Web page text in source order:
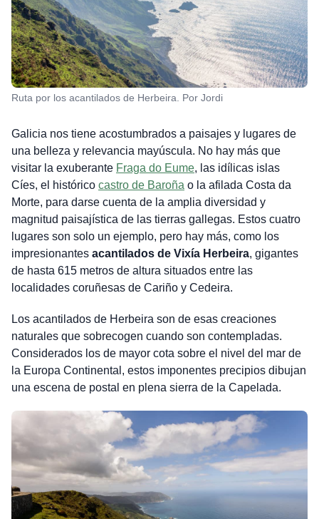
Ruta por los acantilados de Herbeira. Por Jordi
Galicia nos tiene acostumbrados a paisajes y lugares de
una belleza y relevancia mayúscula. No hay más que
visitar la exuberante Fraga do Eume, las idílicas islas
Cíes, el histórico castro de Baroña o la afilada Costa da
Morte, para darse cuenta de la amplia diversidad y
magnitud paisajística de las tierras gallegas. Estos cuatro
lugares son solo un ejemplo, pero hay más, como los
impresionantes acantilados de Vixía Herbeira, gigantes
de hasta 615 metros de altura situados entre las
localidades coruñesas de Cariño y Cedeira.
Los acantilados de Herbeira son de esas creaciones
naturales que sobrecogen cuando son contempladas.
Considerados los de mayor cota sobre el nivel del mar de
la Europa Continental, estos imponentes precipios dibujan
una escena de postal en plena sierra de la Capelada.